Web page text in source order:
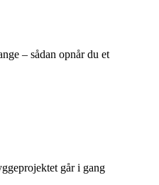
– sådan opnår du et
går i gang